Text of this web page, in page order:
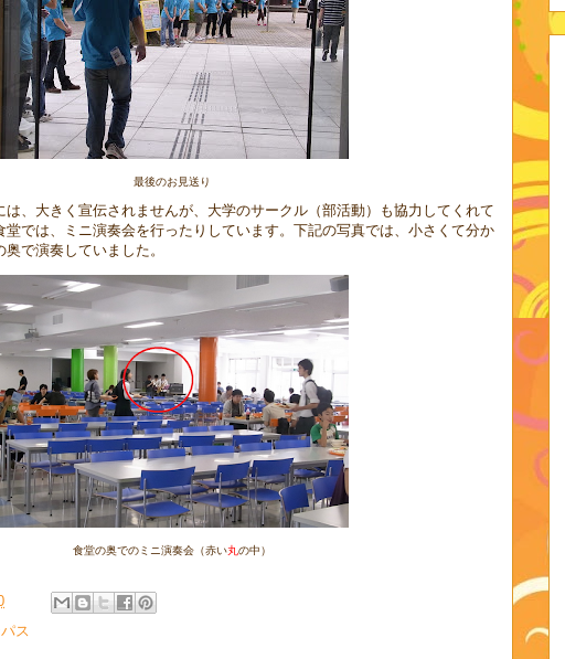
最後のお見送り
は、大きく宣伝されませんが、大学のサークル（部活動）も協力してくれて
堂では、ミニ演奏会を行ったりしています。下記の写真では、小さくて分か
で演奏していました。
食堂の奥でのミニ演奏会（赤い丸の中）
ス